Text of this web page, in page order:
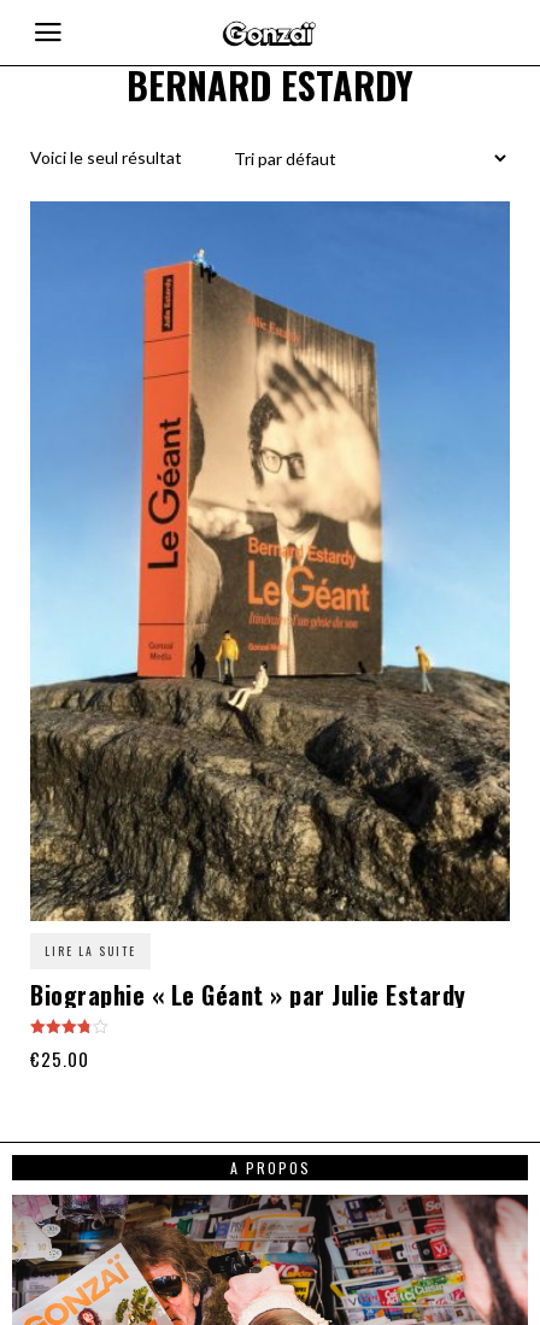
BERNARD ESTARDY
Voici le seul résultat
LIRE LA SUITE
Biographie « Le Géant » par Julie Estardy
3.80
€25.00
A PROPOS